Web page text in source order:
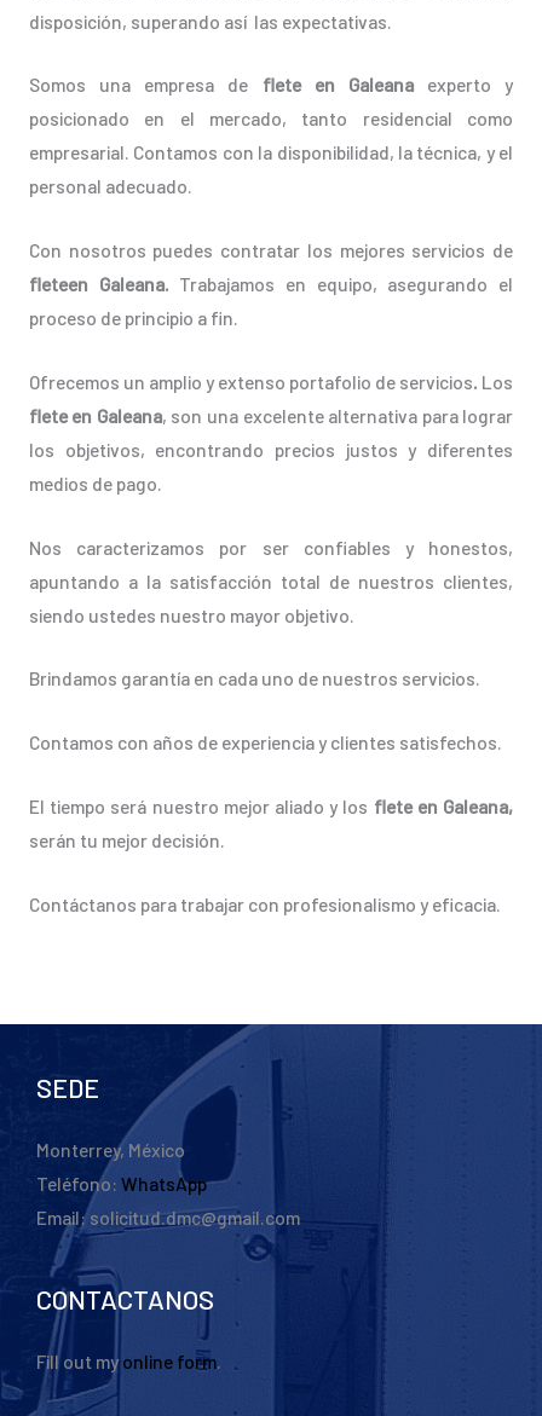
disposición, superando así las expectativas.
Somos una empresa de flete en Galeanaexperto y
posicionado en el mercado, tanto residencial como
empresarial. Contamos con la disponibilidad, la técnica, y el
personal adecuado.
Con nosotros puedes contratar los mejores servicios de
fleteen Galeana. Trabajamos en equipo, asegurando el
proceso de principio a fin.
Ofrecemos un amplio y extenso portafolio de servicios. Los
flete en Galeana, son una excelente alternativa para lograr
los objetivos, encontrando precios justos y diferentes
medios de pago.
Nos caracterizamos por ser confiables y honestos,
apuntando a la satisfacción total de nuestros clientes,
siendo ustedes nuestro mayor objetivo.
Brindamos garantía en cada uno de nuestros servicios.
Contamos con años de experiencia y clientes satisfechos.
El tiempo será nuestro mejor aliado y los flete en Galeana,
serán tu mejor decisión.
Contáctanos para trabajar con profesionalismo y eficacia.
SEDE
Monterrey, México
Teléfono: WhatsApp
Email: solicitud.dmc@gmail.com
CONTACTANOS
Fill out my online form.